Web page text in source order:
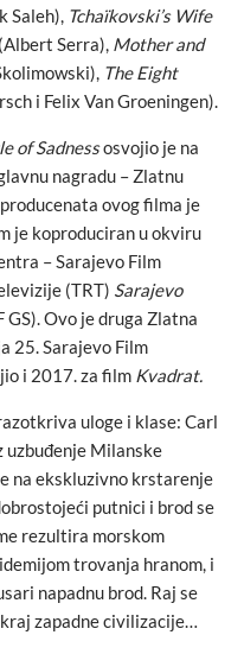
Saleh), Tchaïkovski’s Wife
Serra), Mother and
The Eight
i Felix Van Groeningen).
of Sadnessosvojio je na
nagradu – Zlatnu
ovog filma je
je koproduciran u okviru
– Sarajevo Film
(TRT) Sarajevo
GS). Ovo je druga Zlatna
25. Sarajevo Film
i 2017. za film Kvadrat.
uloge i klase: Carl
uzbuđenje Milanske
na ekskluzivno krstarenje
putnici i brod se
rezultira morskom
trovanja hranom, i
napadnu brod. Raj se
zapadne civilizacije…